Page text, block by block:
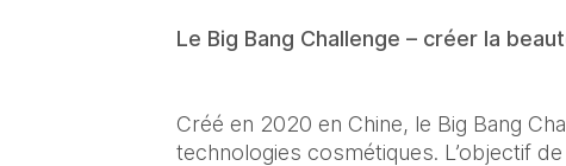
Le Big Bang Challenge – créer la
Créé en 2020 en Chine, le Big Bang
technologies cosmétiques. L’objectif